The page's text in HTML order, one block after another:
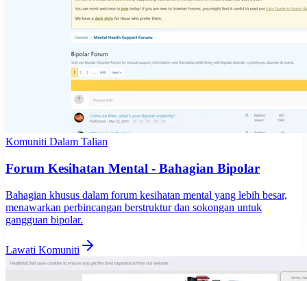
Komuniti Dalam Talian
Forum Kesihatan Mental - Bahagian Bipolar
Bahagian khusus dalam forum kesihatan mental yang lebih besar,
menawarkan perbincangan berstruktur dan sokongan untuk
gangguan bipolar.
Lawati Komuniti